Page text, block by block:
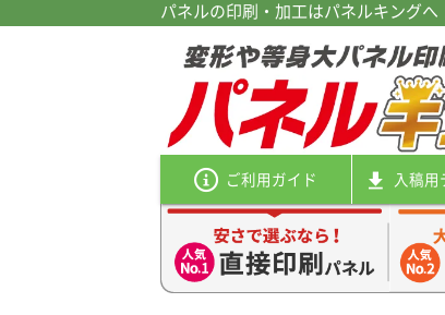
パネルの印刷・加工はパネルキングへ
ご利用ガイド 入稿用